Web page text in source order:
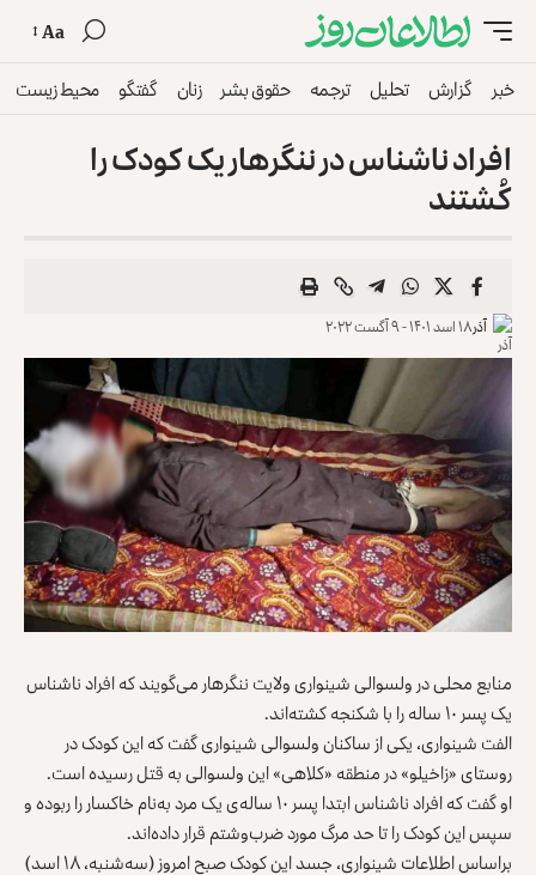
Aa
خبر گزارش تحلیل ترجمه حقوق بشر زنان گفتگو محیط زیست
افراد ناشناس در ننگرهار یک کودک را
کُشتند
آذر۱۸ اسد ۱۴۰۱ - ۹ آگست ۲۰۲۲
منابع محلی در ولسوالی شینواری ولایت ننگرهار می‌گویند که افراد ناشناس
یک پسر ۱۰ ساله را با شکنجه کشته‌اند.
الفت شینواری، یکی از ساکنان ولسوالی شینواری گفت که این کودک در
روستای «زاخیلو» در منطقه «کلاهی» این ولسوالی به قتل رسیده است.
او گفت که افراد ناشناس ابتدا پسر ۱۰ ساله‌ی یک مرد به‌نام خاکسار را ربوده و
سپس این کودک را تا حد مرگ مورد ضرب‌وشتم قرار داده‌اند.
براساس اطلاعات شینواری، جسد این کودک صبح امروز (سه‌شنبه، ۱۸ اسد)